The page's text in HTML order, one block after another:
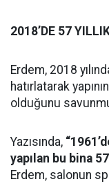
2018’DE 57
Erdem, 2018
hatırlatarak
olduğunu
Yazısında,
yapılan bu bina
Erdem, salonun